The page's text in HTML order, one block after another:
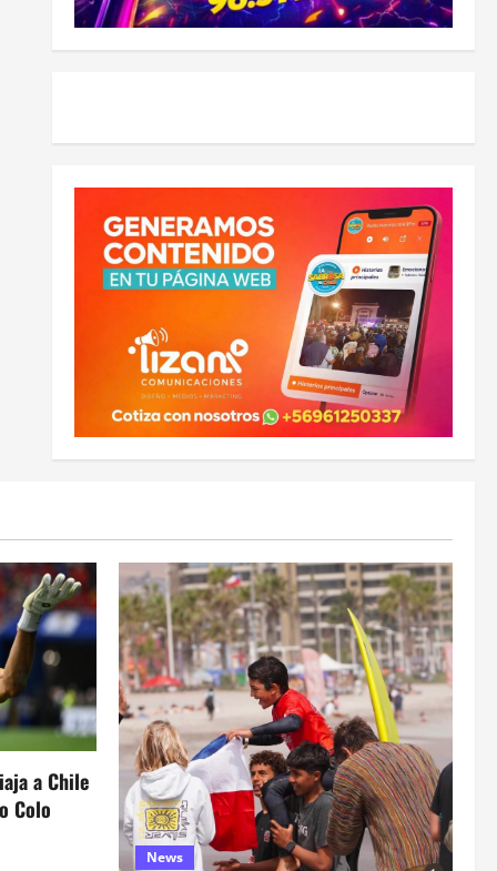
a Chile
Colo
News